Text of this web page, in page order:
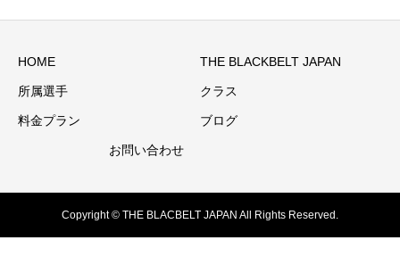
HOME THE BLACKBELT JAPAN
所属選手 クラス
料金プラン ブログ
お問い合わせ
Copyright © THE BLACBELT JAPAN All Rights Reserved.